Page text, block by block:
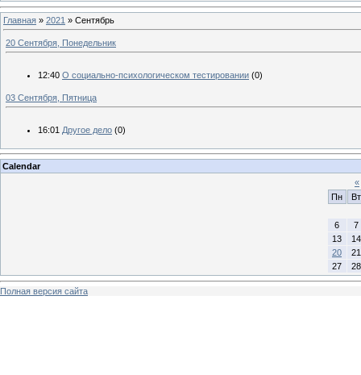
Главная » 2021 » Сентябрь
20 Сентября, Понедельник
12:40 О социально-психологическом тестировании (0)
03 Сентября, Пятница
16:01 Другое дело (0)
Calendar
«
Пн
Вт
6
7
13
14
20
21
27
28
Полная версия сайта